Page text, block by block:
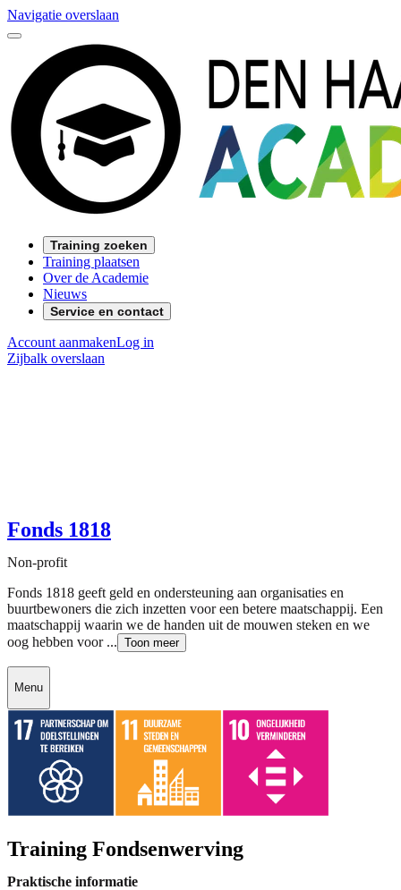
Navigatie overslaan
Training zoeken
Training plaatsen
Over de Academie
Nieuws
Service en contact
Account aanmakenLog in
Zijbalk overslaan
Fonds 1818
Non-profit
Fonds 1818 geeft geld en ondersteuning aan organisaties en
buurtbewoners die zich inzetten voor een betere maatschappij. Een
maatschappij waarin we de handen uit de mouwen steken en we
oog hebben voor ... Toon meer
Menu
Training Fondsenwerving
Praktische informatie